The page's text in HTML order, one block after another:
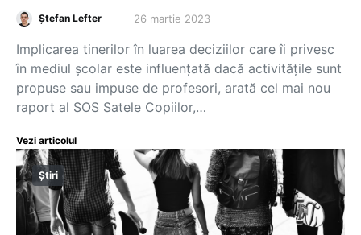
Ștefan Lefter 26 martie 2023
Implicarea tinerilor în luarea deciziilor care îi privesc
în mediul școlar este influențată dacă activitățile sunt
propuse sau impuse de profesori, arată cel mai nou
raport al SOS Satele Copiilor,…
Vezi articolul
Știri